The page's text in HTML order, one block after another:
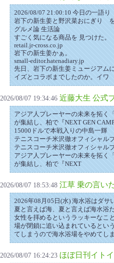
2026/08/07 21:00:10 今日の一語り
岩下の新生姜と野沢菜おにぎり
グルメ論 生活論
すごく気になる商品を 見つけた。
retail.jr-cross.co.jp
岩下の新生姜かぁ。
small-editor.hatenadiary.jp
先日、岩下の新生姜ミュージアム
イズとコラボまでしたのか。イワ
2026/08/07 19:34:46 近藤大生 公式
アジア人プレーヤーの未来を拓く
が集結し、柏で『NEXT GEN
15000ドルで本戦入りの中島一輝
テニスコーチ米沢徹オフィシャル
テニスコーチ米沢徹オフィシャル
アジア人プレーヤーの未来を拓く
が集結し、柏で『NEXT
2026/08/07 18:53:48 江草 乗の言い
2026年08月05日(水) 海水浴はダサ
夏と言えば海、夏と言えば海水浴
女性を拝めるというラッキーなこ
場が閉鎖に追い込まれているとい
てしまうので海水浴場をやめてし
2026/08/07 16:24:23 ほぼ日刊イト